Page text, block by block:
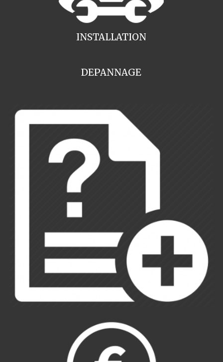
INSTALLATION
DEPANNAGE